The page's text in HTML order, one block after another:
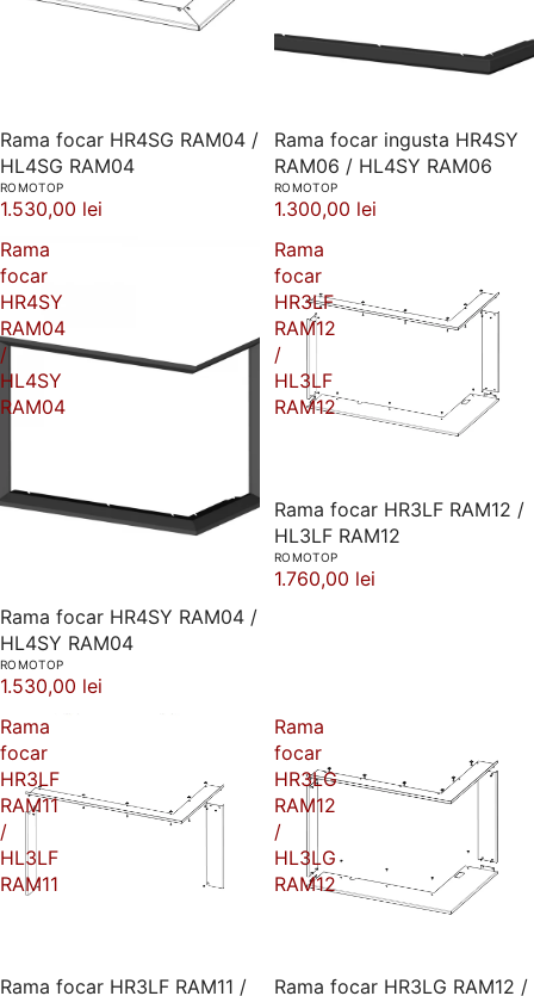
Rama focar HR4SG RAM04 /
HL4SG RAM04
ROMOTOP
1.530,00 lei
Rama focar ingusta HR4SY
RAM06 / HL4SY RAM06
ROMOTOP
1.300,00 lei
Rama
focar
HR4SY
RAM04
/
HL4SY
RAM04
Rama focar HR4SY RAM04 /
HL4SY RAM04
ROMOTOP
1.530,00 lei
Rama
focar
HR3LF
RAM12
/
HL3LF
RAM12
Rama focar HR3LF RAM12 /
HL3LF RAM12
ROMOTOP
1.760,00 lei
Rama
focar
HR3LF
RAM11
/
HL3LF
RAM11
Rama focar HR3LF RAM11 /
Rama
focar
HR3LG
RAM12
/
HL3LG
RAM12
Rama focar HR3LG RAM12 /